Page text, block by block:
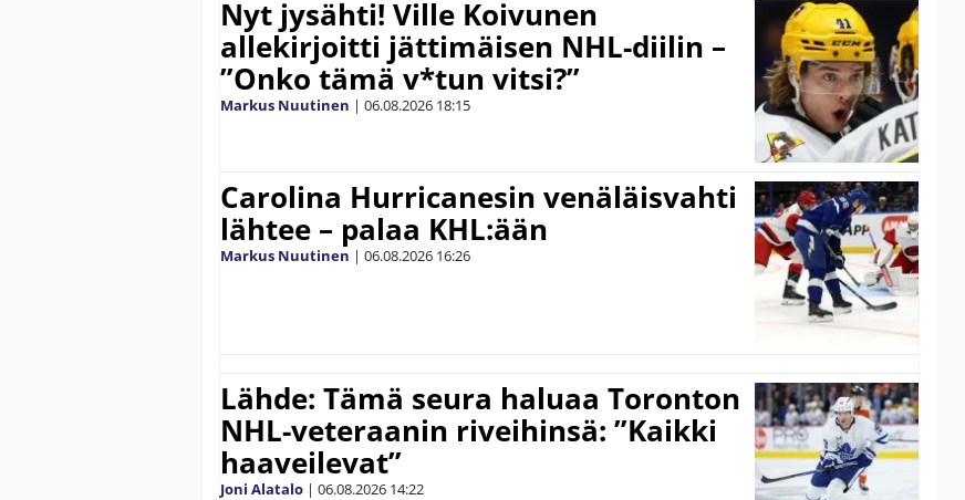
Nyt jysähti! Ville Koivunen
allekirjoitti jättimäisen NHL-diilin –
”Onko tämä v*tun vitsi?”
Markus Nuutinen | 06.08.2026 18:15
Carolina Hurricanesin venäläisvahti
lähtee – palaa KHL:ään
Markus Nuutinen | 06.08.2026 16:26
Lähde: Tämä seura haluaa Toronton
NHL-veteraanin riveihinsä: ”Kaikki
haaveilevat”
Joni Alatalo | 06.08.2026 14:22